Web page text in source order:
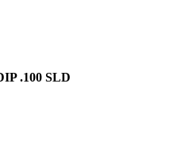
.100 SLD